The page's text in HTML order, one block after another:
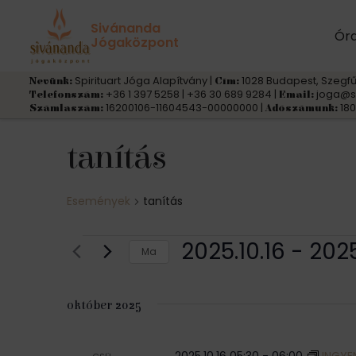
Sivánanda
Jógaközpont
Nevünk: Spirituart Jóga Alapítvány | Cím: 1028 Budapest,
Telefonszám: +36 1 397 5258 | +36 30 689 9284 | Email:
Számlaszám: 16200106-11604543-00000000 | Adószámunk:
tanítás
Események tanítás
Események
Ma 2025.10.16 -
október 2025